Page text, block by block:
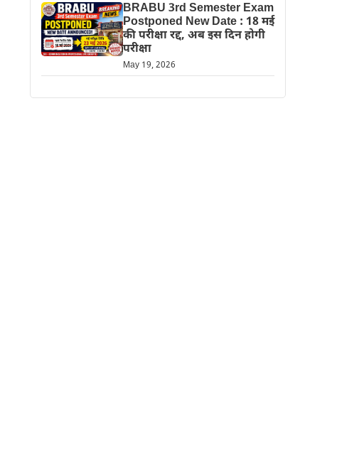
BRABU 3rd Semester Exam
Postponed New Date : 18 मई
की परीक्षा रद्द, अब इस दिन होगी
परीक्षा
May 19, 2026